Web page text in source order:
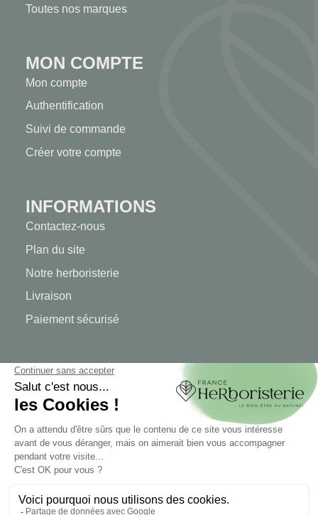
Toutes nos marques
MON COMPTE
Mon compte
Authentification
Suivi de commande
Créer votre compte
INFORMATIONS
Contactez-nous
Plan du site
Notre herboristerie
Livraison
Paiement sécurisé
MENTIONS LÉGALES
Mentions légales
© 2026 - FranceHerboristerie. Conception web par